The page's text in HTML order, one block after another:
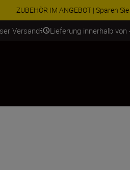
ZUBEHÖR IM ANGEBOT | Sparen
Versand Lieferung innerhalb